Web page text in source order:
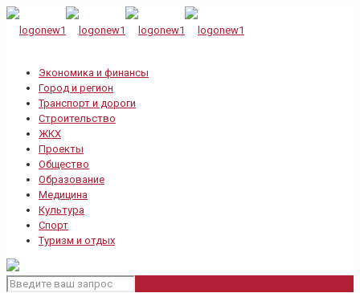
Экономика и финансы
Город и регион
Транспорт и дороги
Строительство
ЖКХ
Проекты
Общество
Образование
Медицина
Культура
Спорт
Туризм и отдых